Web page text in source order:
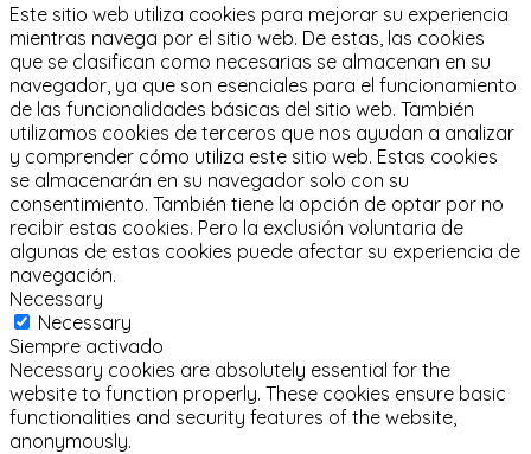
Este sitio web utiliza cookies para mejorar su experiencia
mientras navega por el sitio web. De estas, las cookies
que se clasifican como necesarias se almacenan en su
navegador, ya que son esenciales para el funcionamiento
de las funcionalidades básicas del sitio web. También
utilizamos cookies de terceros que nos ayudan a analizar
y comprender cómo utiliza este sitio web. Estas cookies
se almacenarán en su navegador solo con su
consentimiento. También tiene la opción de optar por no
recibir estas cookies. Pero la exclusión voluntaria de
algunas de estas cookies puede afectar su experiencia de
navegación.
Necessary
Necessary
Siempre activado
Necessary cookies are absolutely essential for the
website to function properly. These cookies ensure basic
functionalities and security features of the website,
anonymously.